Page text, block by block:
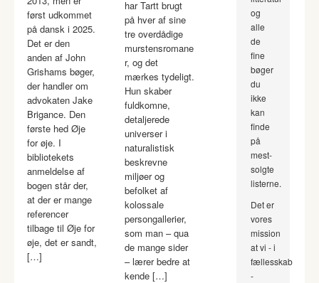
først udkommet
på dansk i 2025.
Det er den
anden af John
Grishams bøger,
der handler om
advokaten Jake
Brigance. Den
første hed Øje
for øje. I
bibliotekets
anmeldelse af
bogen står der,
at der er mange
referencer
tilbage til Øje for
øje, det er sandt,
[…]
har Tartt brugt
på hver af sine
tre overdådige
murstensromane
r, og det
mærkes tydeligt.
Hun skaber
fuldkomne,
detaljerede
universer i
naturalistisk
beskrevne
miljøer og
befolket af
kolossale
persongallerier,
som man – qua
de mange sider
– lærer bedre at
kende […]
og
alle
de
fine
bøger
du
ikke
kan
finde
på
mest-
solgte
listerne.
Det er
vores
mission
at vi - i
fællesskab
-